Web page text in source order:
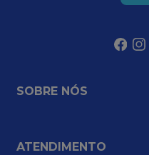
SOBRE NÓS
ATENDIMENTO